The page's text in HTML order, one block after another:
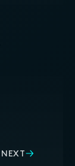
NEXT